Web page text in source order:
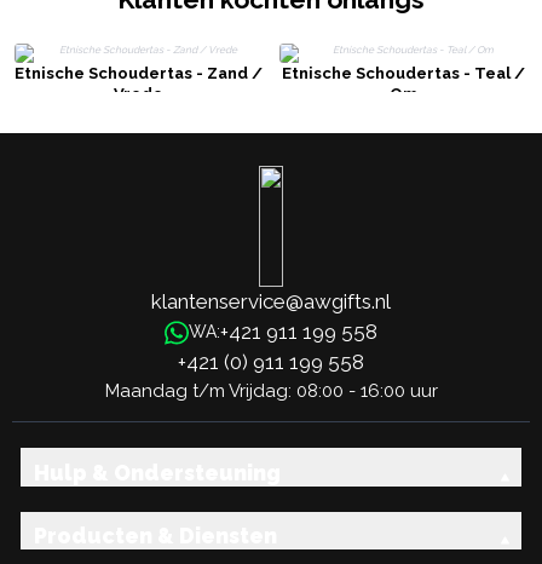
Etnische Schoudertas - Zand /
Vrede
Etnische Schoudertas - Teal /
Om
klantenservice@awgifts.nl
WA:+421 911 199 558
+421 (0) 911 199 558
Maandag t/m Vrijdag: 08:00 - 16:00 uur